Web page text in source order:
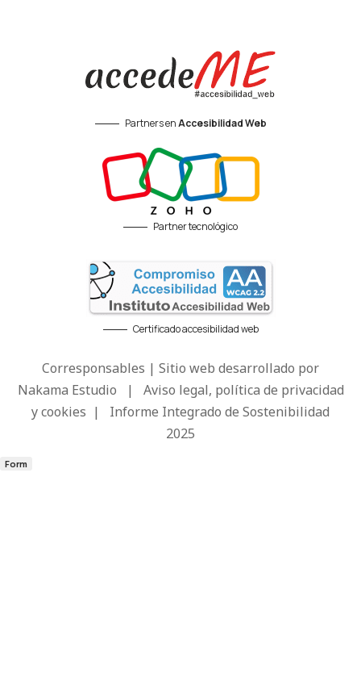
Partners enAccesibilidad Web
Partner tecnológico
Certificado accesibilidad web
Corresponsables | Sitio web desarrollado por
Nakama Estudio | Aviso legal, política de privacidad
y cookies | Informe Integrado de Sostenibilidad
2025
Form